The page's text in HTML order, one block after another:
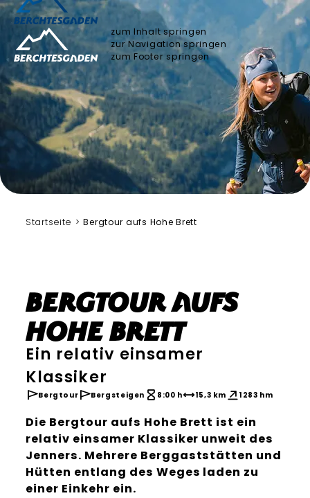
zum Inhalt springen
zur Navigation springen
zum Footer springen
Startseite Bergtour aufs Hohe Brett
Bergtour aufs
Hohe Brett
Ein relativ einsamer
Klassiker
Bergtour Bergsteigen 8:00 h 15,3 km 1283 hm
Die Bergtour aufs Hohe Brett ist ein
relativ einsamer Klassiker unweit des
Jenners. Mehrere Berggaststätten und
Hütten entlang des Weges laden zu
einer Einkehr ein.